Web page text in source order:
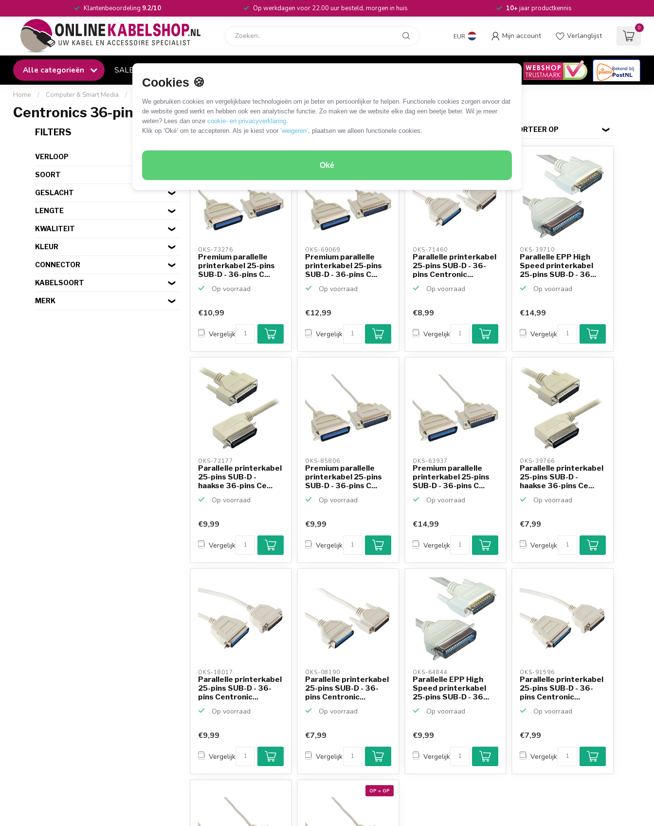
Cookies 🍪
We gebruiken cookies en vergelijkbare technologieën om je beter en persoonlijker te helpen. Functionele cookies zorgen ervoor dat
de website goed werkt en hebben ook een analytische functie. Zo maken we de website elke dag een beetje beter. Wil je meer
weten? Lees dan onze cookie- en privacyverklaring.
Klik op ‘Oké’ om te accepteren. Als je kiest voor ‘weigeren’, plaatsen we alleen functionele cookies.
Oké
Klantenbeoordeling 9.2/10 Op werkdagen voor 22.00 uur besteld, morgen in huis 10+jaar productkennis
EUR Mijn account Verlanglijst
0
Alle categorieën SALE
Home / Computer & Smart Media /
Centronics 36-pins - SUB-D 25-pins
FILTERS
VERLOOP
SOORT
GESLACHT
LENGTE
KWALITEIT
KLEUR
CONNECTOR
KABELSOORT
MERK
14 PRODUCTEN SORTEER OP
OKS-73276
Premium parallelle
printerkabel 25-pins
SUB-D - 36-pins C...
Op voorraad
€10,99
Vergelijk
OKS-69069
Premium parallelle
printerkabel 25-pins
SUB-D - 36-pins C...
Op voorraad
€12,99
Vergelijk
OKS-71460
Parallelle printerkabel
25-pins SUB-D - 36-
pins Centronic...
Op voorraad
€8,99
Vergelijk
OKS-39710
Parallelle EPP High
Speed printerkabel
25-pins SUB-D - 36...
Op voorraad
€14,99
Vergelijk
OKS-72177
Parallelle printerkabel
25-pins SUB-D -
haakse 36-pins Ce...
Op voorraad
€9,99
Vergelijk
OKS-85806
Premium parallelle
printerkabel 25-pins
SUB-D - 36-pins C...
Op voorraad
€9,99
Vergelijk
OKS-63937
Premium parallelle
printerkabel 25-pins
SUB-D - 36-pins C...
Op voorraad
€14,99
Vergelijk
OKS-39766
Parallelle printerkabel
25-pins SUB-D -
haakse 36-pins Ce...
Op voorraad
€7,99
Vergelijk
OKS-18017
Parallelle printerkabel
25-pins SUB-D - 36-
pins Centronic...
Op voorraad
€9,99
Vergelijk
OKS-08190
Parallelle printerkabel
25-pins SUB-D - 36-
pins Centronic...
Op voorraad
€7,99
Vergelijk
OKS-64844
Parallelle EPP High
Speed printerkabel
25-pins SUB-D - 36...
Op voorraad
€9,99
Vergelijk
OKS-91596
Parallelle printerkabel
25-pins SUB-D - 36-
pins Centronic...
Op voorraad
Klantenbeoordeling
9,2/10
Achteraf betalen
mogelijk
€7,99
Vergelijk
OP = OP